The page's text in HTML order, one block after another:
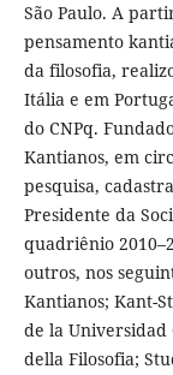
São Paulo. A
pensamento
da filosofia,
Itália e em
do CNPq.
Kantianos, em
pesquisa,
Presidente da
quadriênio
outros, nos
Kantianos; Kant-
de la Universidad
della Filosofia;